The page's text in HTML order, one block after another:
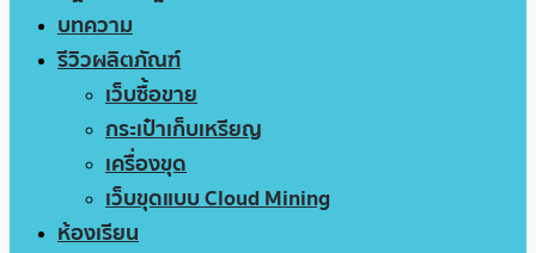
บทความ
รีวิวผลิตภัณฑ์
เว็บซื้อขาย
กระเป๋าเก็บเหรียญ
เครื่องขุด
เว็บขุดแบบ Cloud Mining
ห้องเรียน